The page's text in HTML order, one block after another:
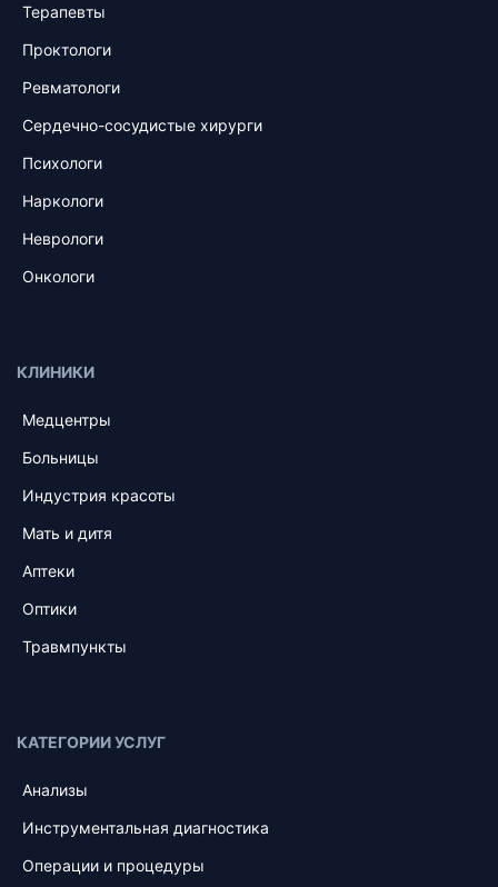
Терапевты
Проктологи
Ревматологи
Сердечно-сосудистые хирурги
Психологи
Наркологи
Неврологи
Онкологи
КЛИНИКИ
Медцентры
Больницы
Индустрия красоты
Мать и дитя
Аптеки
Оптики
Травмпункты
КАТЕГОРИИ УСЛУГ
Анализы
Инструментальная диагностика
Операции и процедуры